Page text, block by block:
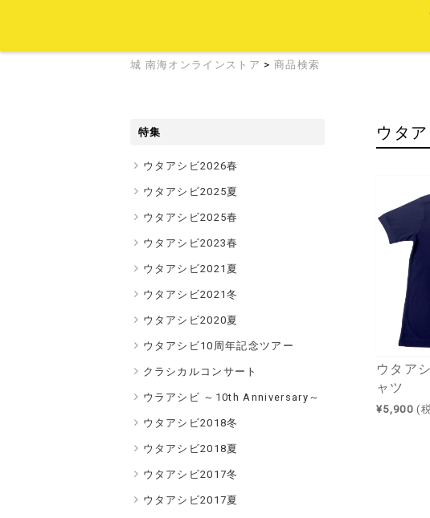
城 南海オンラインストア > 商品検索
ウタ
ウタア
ャツ
¥5,900 (
特集
ウタアシビ2026春
ウタアシビ2025夏
ウタアシビ2025春
ウタアシビ2023春
ウタアシビ2021夏
ウタアシビ2021冬
ウタアシビ2020夏
ウタアシビ10周年記念ツアー
クラシカルコンサート
ウラアシビ ～10th Anniversary～
ウタアシビ2018冬
ウタアシビ2018夏
ウタアシビ2017冬
ウタアシビ2017夏